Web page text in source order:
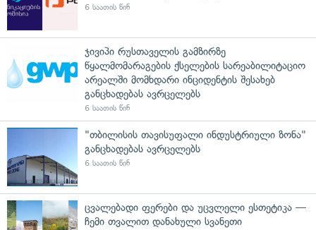
6 საათის წინ
ჯივიპი რუსთაველის გამზირზე
წყალმომარაგების ქსელების სარეაბილიტაციო
არეალში მომხდარი ინციდენტის შესახებ
განცხადებას ავრცელებს
6 საათის წინ
"თბილისის თავისუფალი ინდუსტრიული ზონა"
განცხადებას ავრცელებს
6 საათის წინ
ცვალებადი ფერები და უცვლელი ესთეტიკა —
ჩემი თვალით დანახული სვანეთი